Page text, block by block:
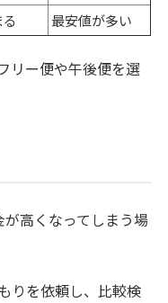
最安値が多い
リー便や午後便を選
高くなってしまう場
りを依頼し、比較検